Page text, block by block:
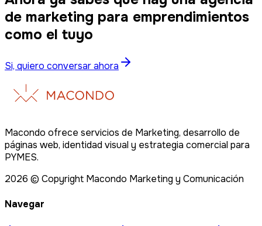
de marketing para emprendimientos
como el tuyo
Si, quiero conversar ahora
Macondo ofrece servicios de Marketing, desarrollo de
páginas web, identidad visual y estrategia comercial para
PYMES.
2026 © Copyright Macondo Marketing y Comunicación
Navegar